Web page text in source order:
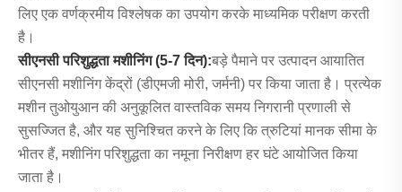
लिए एक वर्णक्रमीय विश्लेषक का उपयोग करके माध्यमिक परीक्षण करती
है।
सीएनसी परिशुद्धता मशीनिंग (5-7 दिन):बड़े पैमाने पर उत्पादन आयातित
सीएनसी मशीनिंग केंद्रों (डीएमजी मोरी, जर्मनी) पर किया जाता है। प्रत्येक
मशीन तुओयुआन की अनुकूलित वास्तविक समय निगरानी प्रणाली से
सुसज्जित है, और यह सुनिश्चित करने के लिए कि त्रुटियां मानक सीमा के
भीतर हैं, मशीनिंग परिशुद्धता का नमूना निरीक्षण हर घंटे आयोजित किया
जाता है।